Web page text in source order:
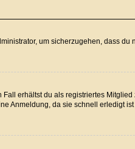
um sicherzugehen, dass du
erhältst du als registriertes
Anmeldung, da sie schnell erledigt